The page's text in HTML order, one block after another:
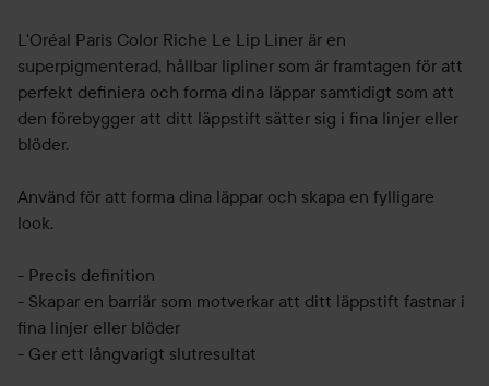
L'Oréal Paris Color Riche Le Lip Liner är en
superpigmenterad, hållbar lipliner som är framtagen för att
perfekt definiera och forma dina läppar samtidigt som att
den förebygger att ditt läppstift sätter sig i fina linjer eller
blöder.
Använd för att forma dina läppar och skapa en fylligare
look.
- Precis definition
- Skapar en barriär som motverkar att ditt läppstift fastnar i
fina linjer eller blöder
- Ger ett långvarigt slutresultat